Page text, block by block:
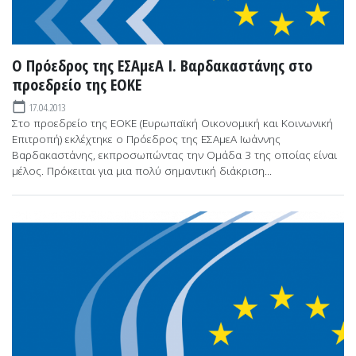
Ο Πρόεδρος της ΕΣΑμεΑ Ι. Βαρδακαστάνης στο
προεδρείο της ΕΟΚΕ
calendar_today 17.04.2013
Στο προεδρείο της ΕΟΚΕ (Ευρωπαϊκή Οικονομική και Κοινωνική
Επιτροπή) εκλέχτηκε ο Πρόεδρος της ΕΣΑμεΑ Ιωάννης
Βαρδακαστάνης, εκπροσωπώντας την Ομάδα 3 της οποίας είναι
μέλος. Πρόκειται για μια πολύ σημαντική διάκριση...